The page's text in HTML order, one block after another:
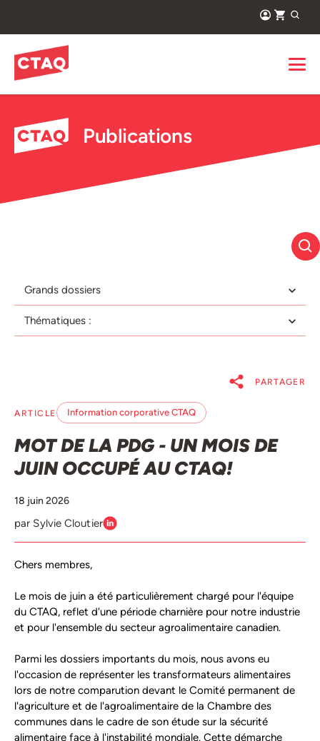
Publications
Grands dossiers
Thématiques :
PARTAGER
ARTICLE Information corporative CTAQ
MOT DE LA PDG - UN MOIS DE
JUIN OCCUPÉ AU CTAQ!
18 juin 2026
par Sylvie Cloutier
Chers membres,
Le mois de juin a été particulièrement chargé pour l'équipe
du CTAQ, reflet d'une période charnière pour notre industrie
et pour l'ensemble du secteur agroalimentaire canadien.
Parmi les dossiers importants du mois, nous avons eu
l'occasion de représenter les transformateurs alimentaires
lors de notre comparution devant le Comité permanent de
l'agriculture et de l'agroalimentaire de la Chambre des
communes dans le cadre de son étude sur la sécurité
alimentaire face à l'instabilité mondiale. Cette démarche